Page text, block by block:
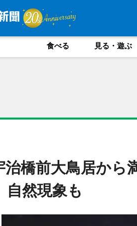
食べる 見る・遊ぶ
治橋前大鳥居か
自然現象も